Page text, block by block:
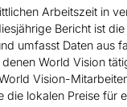
Arbeitszeit in
Bericht ist
umfasst Daten aus
World Vision
Vision-
die lokalen Preise für